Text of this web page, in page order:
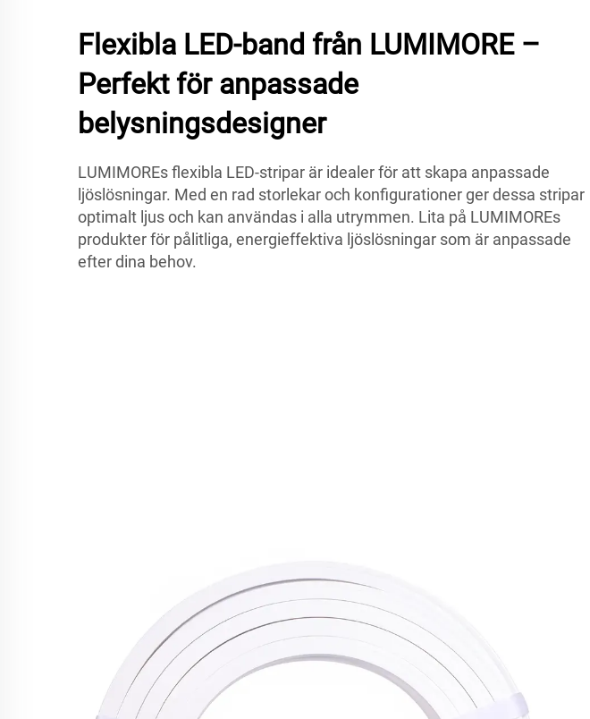
Flexibla LED-band från LUMIMORE –
Perfekt för anpassade
belysningsdesigner
LUMIMOREs flexibla LED-stripar är idealer för att skapa anpassade
ljöslösningar. Med en rad storlekar och konfigurationer ger dessa stripar
optimalt ljus och kan användas i alla utrymmen. Lita på LUMIMOREs
produkter för pålitliga, energieffektiva ljöslösningar som är anpassade
efter dina behov.